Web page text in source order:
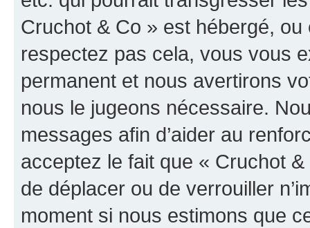
Cruchot & Co » est hébergé,
respectez pas cela, vous vous
permanent et nous avertirons
nous le jugeons nécessaire.
messages afin d’aider au
acceptez le fait que « Cruchot
de déplacer ou de verrouiller
moment si nous estimons que